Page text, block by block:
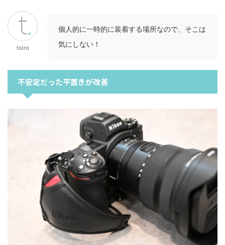
toiro
個人的に一時的に装着する場所なので、そこは
気にしない！
不安定だった平置きが改善